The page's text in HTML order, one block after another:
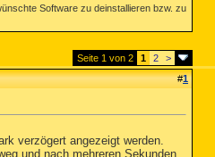
Software zu deinstallieren bzw. zu
Seite 1 von 2 1 2
>
#1
verzögert angezeigt werden.
und nach mehreren Sekunden